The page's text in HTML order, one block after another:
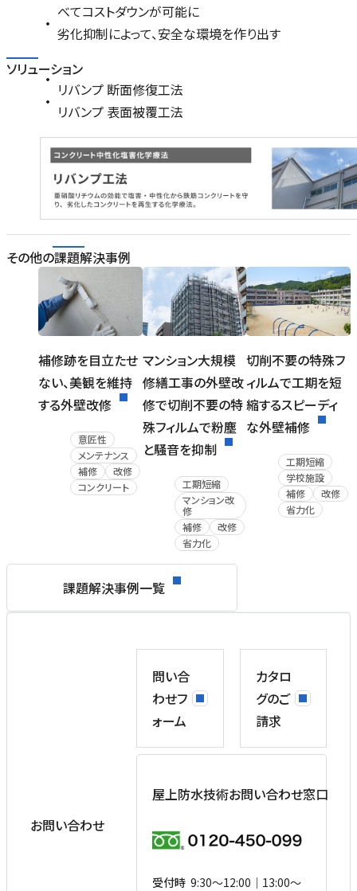
べてコストダウンが可能に
劣化抑制によって、安全な環境を作り出す
ソリューション
リバンプ 断面修復工法
リバンプ 表面被覆工法
その他の課題解決事例
補修跡を目立たせ
ない、美観を維持
する外壁改修
意匠性
メンテナンス
補修
改修
コンクリート
マンション大規模
修繕工事の外壁改
修で切削不要の特
殊フィルムで粉塵
と騒音を抑制
工期短縮
マンション改
修
補修
改修
省力化
切削不要の特殊フ
ィルムで工期を短
縮するスピーディ
な外壁補修
工期短縮
学校施設
補修
改修
省力化
課題解決事例一覧
お問い合わせ
問い合
わせフ
ォーム
カタロ
グのご
請求
屋上防水技術お問い合わせ窓口
受付時 9:30〜12:00｜13:00〜